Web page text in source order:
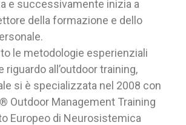
e successivamente inizia a
della formazione e dello
le metodologie esperienziali
riguardo all’outdoor training,
si è specializzata nel 2008 con
Outdoor Management Training
Europeo di Neurosistemica